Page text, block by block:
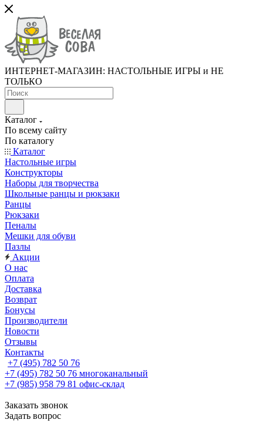
ИНТЕРНЕТ-МАГАЗИН: НАСТОЛЬНЫЕ ИГРЫ и НЕ
ТОЛЬКО
Каталог
По всему сайту
По каталогу
Каталог
Настольные игры
Конструкторы
Наборы для творчества
Школьные ранцы и рюкзаки
Ранцы
Рюкзаки
Пеналы
Мешки для обуви
Пазлы
Акции
О нас
Оплата
Доставка
Возврат
Бонусы
Производители
Новости
Отзывы
Контакты
+7 (495) 782 50 76
+7 (495) 782 50 76 многоканальный
+7 (985) 958 79 81 офис-склад
Заказать звонок
Задать вопрос